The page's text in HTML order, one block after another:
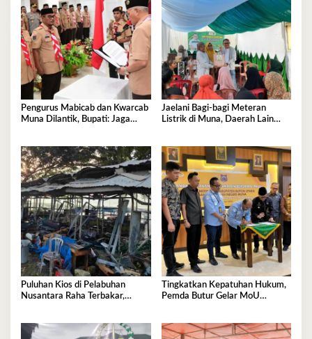
Pengurus Mabicab dan Kwarcab
Muna Dilantik, Bupati: Jaga
Jaelani Bagi-bagi Meteran
Listrik di Muna, Daerah Lain
Puluhan Kios di Pelabuhan
Nusantara Raha Terbakar,
Tingkatkan Kepatuhan Hukum,
Pemda Butur Gelar MoU